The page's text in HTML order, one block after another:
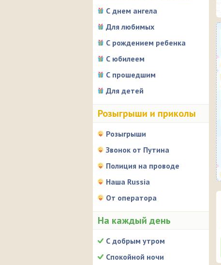
С днем ангела
Для любимых
С рождением ребенка
С юбилеем
С прошедшим
Для детей
Розыгрыши и приколы
Розыгрыши
Звонок от Путина
Полиция на проводе
Наша Russia
От оператора
На каждый день
С добрым утром
Спокойной ночи